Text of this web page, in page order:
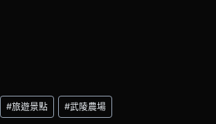
#旅遊景點 #武陵農場